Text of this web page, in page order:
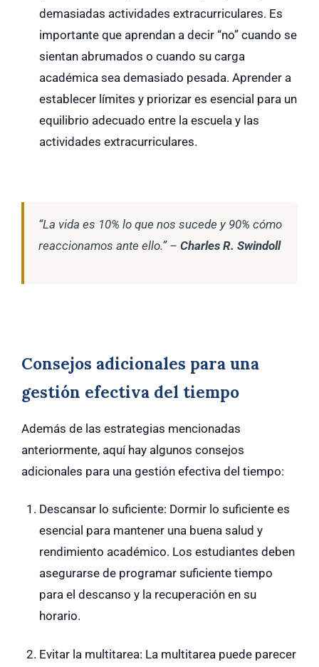
demasiadas actividades extracurriculares. Es
importante que aprendan a decir “no” cuando se
sientan abrumados o cuando su carga
académica sea demasiado pesada. Aprender a
establecer límites y priorizar es esencial para un
equilibrio adecuado entre la escuela y las
actividades extracurriculares.
“La vida es 10% lo que nos sucede y 90% cómo
reaccionamos ante ello.” – Charles R. Swindoll
Consejos adicionales para una
gestión efectiva del tiempo
Además de las estrategias mencionadas
anteriormente, aquí hay algunos consejos
adicionales para una gestión efectiva del tiempo:
Descansar lo suficiente: Dormir lo suficiente es
esencial para mantener una buena salud y
rendimiento académico. Los estudiantes deben
asegurarse de programar suficiente tiempo
para el descanso y la recuperación en su
horario.
Evitar la multitarea: La multitarea puede parecer